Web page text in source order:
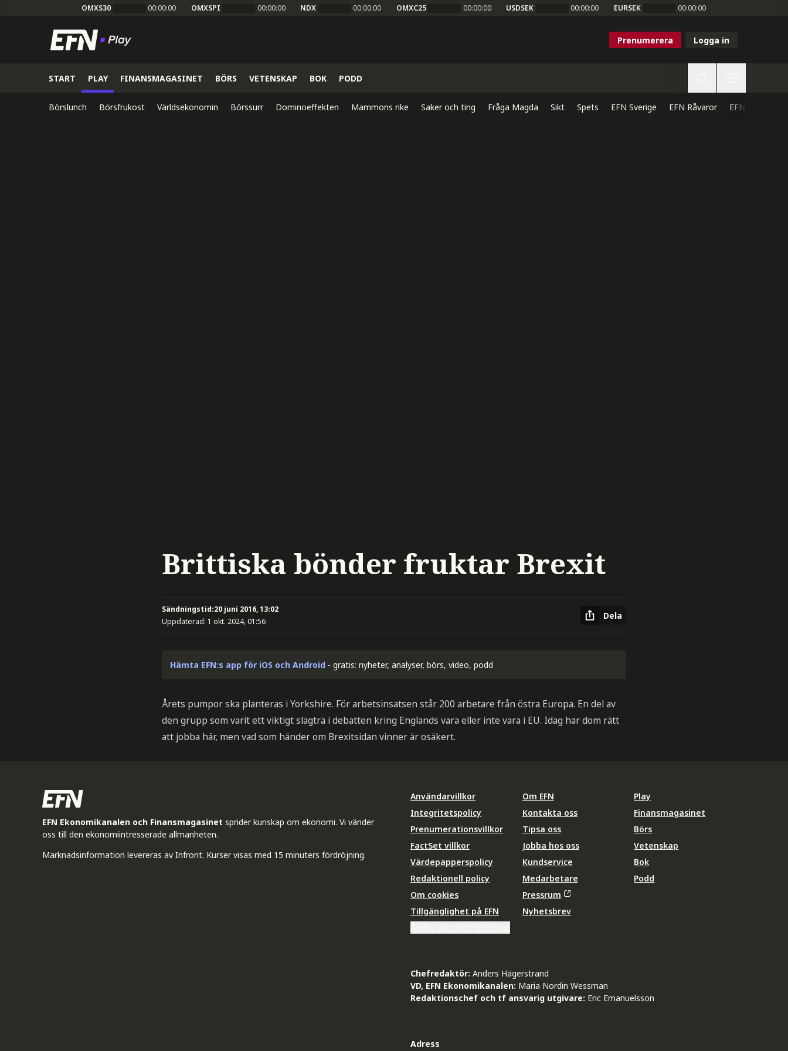
OMXS30 00:00:00 OMXSPI 00:00:00 NDX 00:00:00 OMXC25 00:00:00 USDSEK 00:00:00 EURSEK 00:00:00
Prenumerera Logga in
START PLAY FINANSMAGASINET BÖRS VETENSKAP BOK PODD
Börslunch Börsfrukost Världsekonomin Börssurr Dominoeffekten Mammons rike Saker och ting Fråga Magda Sikt Spets EFN Sverige EFN Råvaror EFN Direkt
Brittiska bönder fruktar Brexit
Sändningstid:20 juni 2016, 13:02
Uppdaterad: 1 okt. 2024, 01:56
Dela
Hämta EFN:s app för iOS och Android - gratis: nyheter, analyser, börs, video, podd
Årets pumpor ska planteras i Yorkshire. För arbetsinsatsen står 200 arbetare från östra Europa. En del av
den grupp som varit ett viktigt slagträ i debatten kring Englands vara eller inte vara i EU. Idag har dom rätt
att jobba här, men vad som händer om Brexitsidan vinner är osäkert.
EFN Ekonomikanalen och Finansmagasinet sprider kunskap om ekonomi. Vi vänder
oss till den ekonomiintresserade allmänheten.
Marknadsinformation levereras av Infront. Kurser visas med 15 minuters fördröjning.
Användarvillkor
Integritetspolicy
Prenumerationsvillkor
FactSet villkor
Värdepapperspolicy
Redaktionell policy
Om cookies
Tillgänglighet på EFN
Om EFN
Kontakta oss
Tipsa oss
Jobba hos oss
Kundservice
Medarbetare
Pressrum
Nyhetsbrev
Play
Finansmagasinet
Börs
Vetenskap
Bok
Podd
Chefredaktör: Anders Hägerstrand
VD, EFN Ekonomikanalen: Maria Nordin Wessman
Redaktionschef och tf ansvarig utgivare: Eric Emanuelsson
Adress